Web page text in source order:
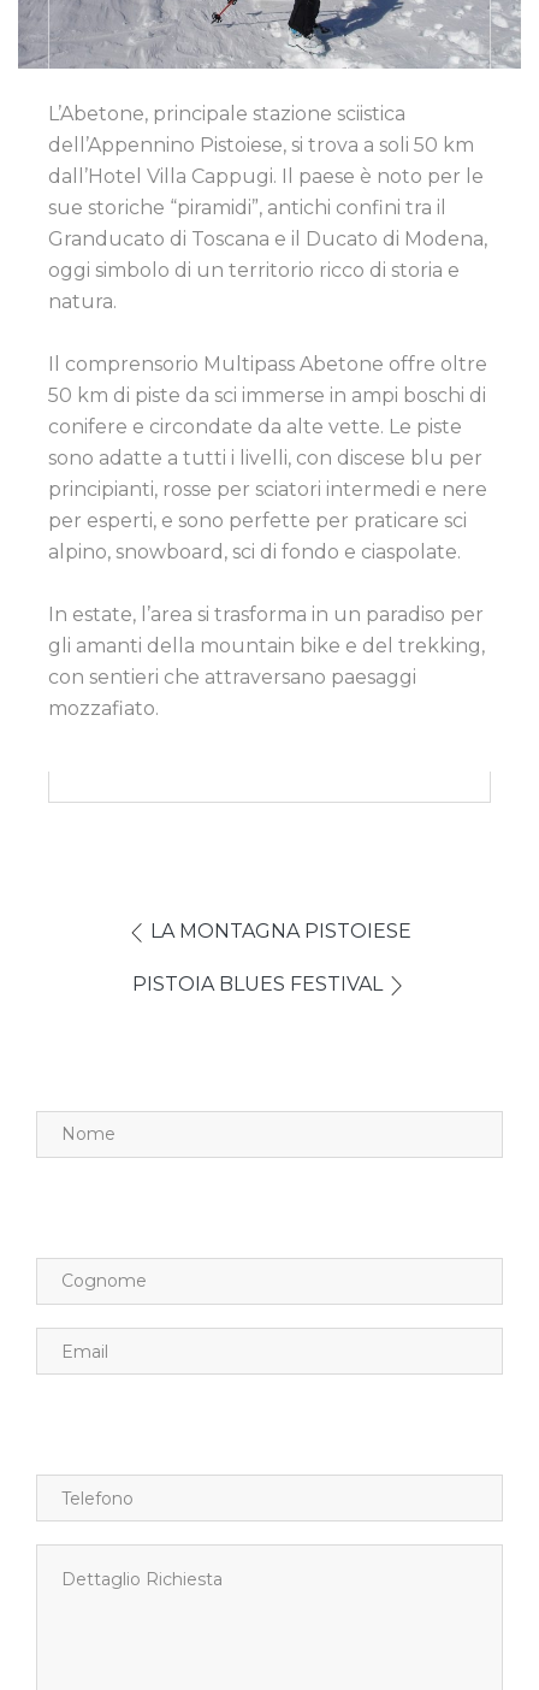
L’Abetone, principale stazione sciistica
dell’Appennino Pistoiese, si trova a soli 50 km
dall’Hotel Villa Cappugi. Il paese è noto per le
sue storiche “piramidi”, antichi confini tra il
Granducato di Toscana e il Ducato di Modena,
oggi simbolo di un territorio ricco di storia e
natura.
Il comprensorio Multipass Abetone offre oltre
50 km di piste da sci immerse in ampi boschi di
conifere e circondate da alte vette. Le piste
sono adatte a tutti i livelli, con discese blu per
principianti, rosse per sciatori intermedi e nere
per esperti, e sono perfette per praticare sci
alpino, snowboard, sci di fondo e ciaspolate.
In estate, l’area si trasforma in un paradiso per
gli amanti della mountain bike e del trekking,
con sentieri che attraversano paesaggi
mozzafiato.
LA MONTAGNA PISTOIESE
PISTOIA BLUES FESTIVAL